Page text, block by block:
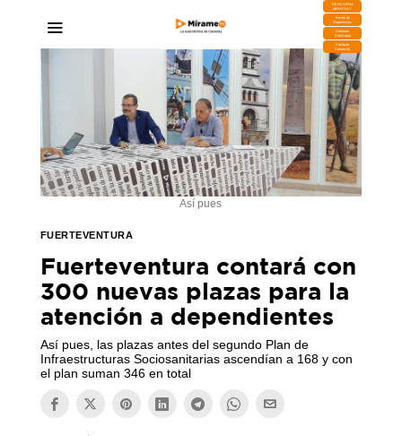
DESCARGA
MIRAPLAY
Buzón de
Sugerencias
Contratar
Publicidad
Contacto
Comercial
Así pues
FUERTEVENTURA
Fuerteventura contará con
300 nuevas plazas para la
atención a dependientes
Así pues, las plazas antes del segundo Plan de
Infraestructuras Sociosanitarias ascendían a 168 y con
el plan suman 346 en total